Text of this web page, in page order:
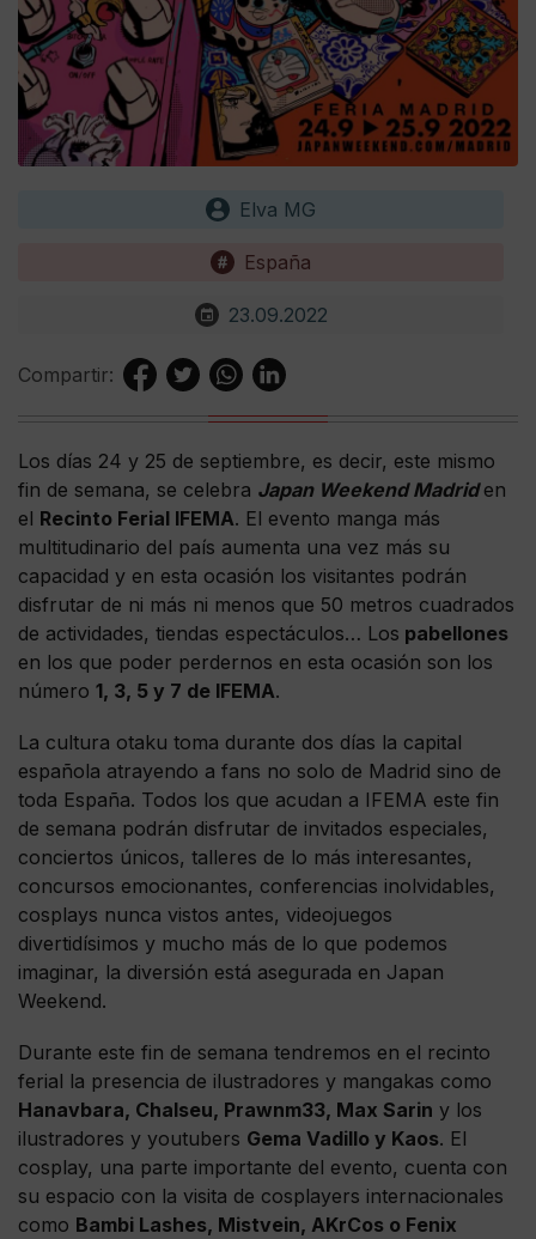
Elva MG
España
23.09.2022
Compartir:
Los días 24 y 25 de septiembre, es decir, este mismo
fin de semana, se celebra Japan Weekend Madriden
el Recinto Ferial IFEMA. El evento manga más
multitudinario del país aumenta una vez más su
capacidad y en esta ocasión los visitantes podrán
disfrutar de ni más ni menos que 50 metros cuadrados
de actividades, tiendas espectáculos… Los pabellones
en los que poder perdernos en esta ocasión son los
número 1, 3, 5 y 7 de IFEMA.
La cultura otaku toma durante dos días la capital
española atrayendo a fans no solo de Madrid sino de
toda España. Todos los que acudan a IFEMA este fin
de semana podrán disfrutar de invitados especiales,
conciertos únicos, talleres de lo más interesantes,
concursos emocionantes, conferencias inolvidables,
cosplays nunca vistos antes, videojuegos
divertidísimos y mucho más de lo que podemos
imaginar, la diversión está asegurada en Japan
Weekend.
Durante este fin de semana tendremos en el recinto
ferial la presencia de ilustradores y mangakas como
Hanavbara, Chalseu, Prawnm33, Max Sarin y los
ilustradores y youtubers Gema Vadillo y Kaos. El
cosplay, una parte importante del evento, cuenta con
su espacio con la visita de cosplayers internacionales
como Bambi Lashes, Mistvein, AKrCos o Fenix